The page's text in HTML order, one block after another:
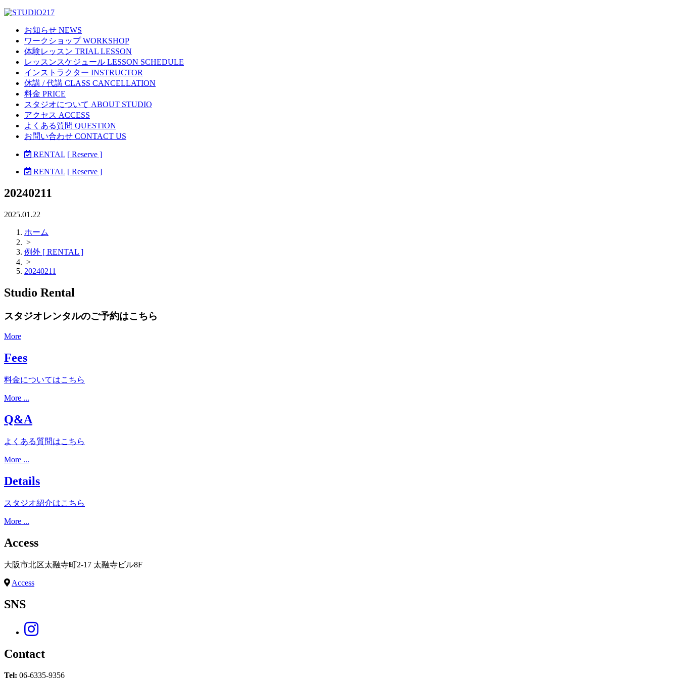
お知らせ NEWS
ワークショップ WORKSHOP
体験レッスン TRIAL LESSON
レッスンスケジュール LESSON SCHEDULE
インストラクター INSTRUCTOR
休講 / 代講 CLASS CANCELLATION
料金 PRICE
スタジオについて ABOUT STUDIO
アクセス ACCESS
よくある質問 QUESTION
お問い合わせ CONTACT US
RENTAL [ Reserve ]
RENTAL [ Reserve ]
20240211
2025.01.22
ホーム
>
例外 [ RENTAL ]
>
20240211
Studio Rental
スタジオレンタルのご予約はこちら
More
Fees
料金についてはこちら
More ...
Q&A
よくある質問はこちら
More ...
Details
スタジオ紹介はこちら
More ...
Access
大阪市北区太融寺町2-17 太融寺ビル8F
Access
SNS
Contact
Tel: 06-6335-9356